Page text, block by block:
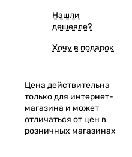
Нашли
дешевле?
Хочу в подарок
Цена действительна
только для интернет-
магазина и может
отличаться от цен в
розничных магазинах